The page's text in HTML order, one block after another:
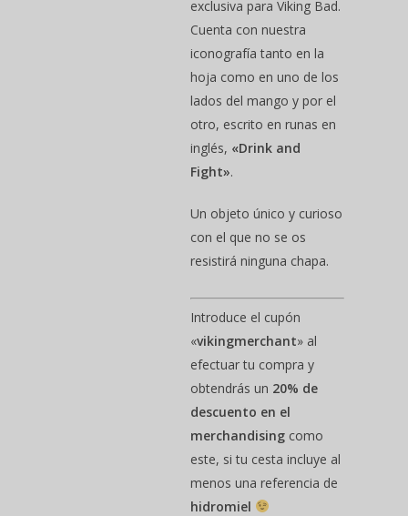
Hit enter to search or ESC to close
exclusiva para Viking Bad.
Cuenta con nuestra
iconografía tanto en la
hoja como en uno de los
lados del mango y por el
otro, escrito en runas en
inglés, «Drink and
Fight».
Un objeto único y curioso
con el que no se os
resistirá ninguna chapa.
Introduce el cupón
«vikingmerchant» al
efectuar tu compra y
obtendrás un 20% de
descuento en el
merchandisingcomo
este, si tu cesta incluye al
menos una referencia de
hidromiel